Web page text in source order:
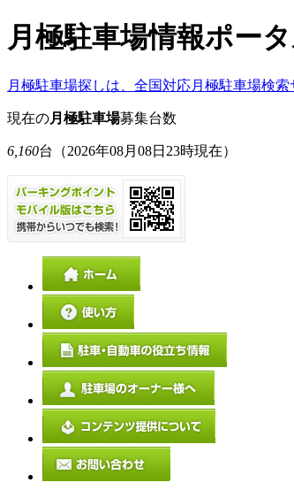
月極駐車場情報ポー
月極駐車場探しは、全国対応月極駐車場検
現在の月極駐車場募集台数
6,160台 （2026年08月08日23時現在）